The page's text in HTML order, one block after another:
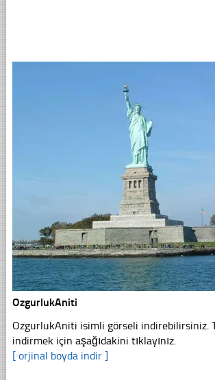
OzgurlukAniti
OzgurlukAniti isimli görseli indirebilirsiniz.
indirmek için aşağıdakini tıklayınız.
[ orjinal boyda indir ]